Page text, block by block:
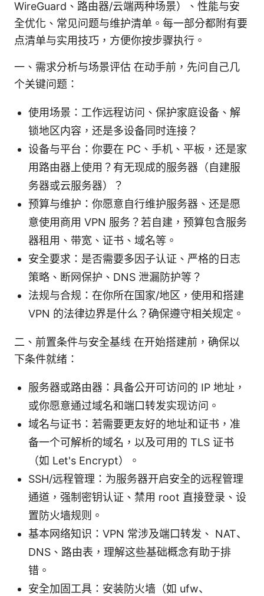
WireGuard、路由器/云端两种场景）、性能与安
全优化、常见问题与维护清单。每一部分都附有要
点清单与实用技巧，方便你按步骤执行。
一、需求分析与场景评估 在动手前，先问自己几
个关键问题：
使用场景：工作远程访问、保护家庭设备、解
锁地区内容，还是多设备同时连接？
设备与平台：你要在 PC、手机、平板，还是家
用路由器上使用？有无现成的服务器（自建服
务器或云服务器）？
预算与维护：你愿意自行维护服务器、还是愿
意使用商用 VPN 服务？若自建，预算包含服务
器租用、带宽、证书、域名等。
安全要求：是否需要多因子认证、严格的日志
策略、断网保护、DNS 泄漏防护等？
法规与合规：在你所在国家/地区，使用和搭建
VPN 的法律边界是什么？确保遵守相关规定。
二、前置条件与安全基线 在开始搭建前，确保以
下条件就绪：
服务器或路由器：具备公开可访问的 IP 地址，
或你愿意通过域名和端口转发实现访问。
域名与证书：若需要更友好的地址和证书，准
备一个可解析的域名，以及可用的 TLS 证书
（如 Let's Encrypt）。
SSH/远程管理：为服务器开启安全的远程管理
通道，强制密钥认证、禁用 root 直接登录、设
置防火墙规则。
基本网络知识：VPN 常涉及端口转发、 NAT、
DNS、路由表，理解这些基础概念有助于排
错。
安全加固工具：安装防火墙（如 ufw、